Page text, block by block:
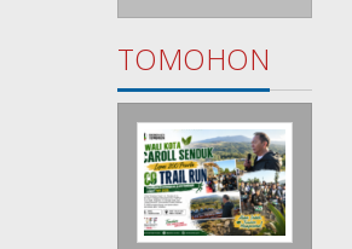
TOMOHON